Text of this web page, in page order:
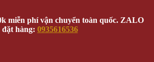
miễn phí vận chuyển toàn quốc. ZALO
đặt hàng: 0935616536